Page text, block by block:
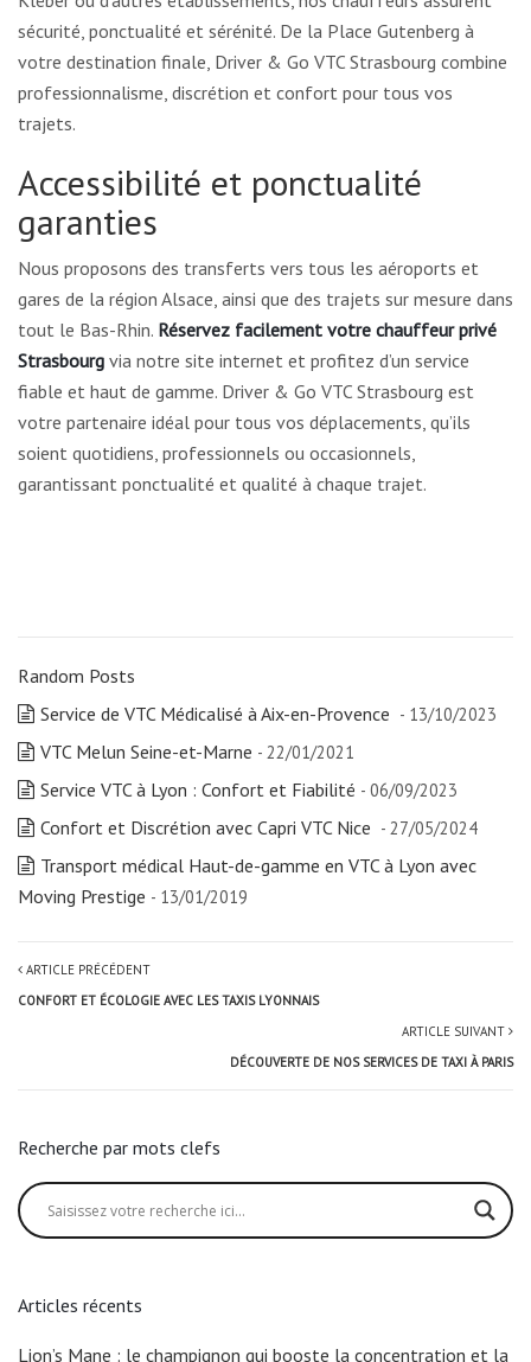
sécurité, ponctualité et sérénité. De la Place Gutenberg à
votre destination finale, Driver & Go VTC Strasbourg combine
professionnalisme, discrétion et confort pour tous vos
trajets.
Accessibilité et ponctualité
garanties
Nous proposons des transferts vers tous les aéroports et
gares de la région Alsace, ainsi que des trajets sur mesure dans
tout le Bas-Rhin. Réservez facilement votre chauffeur privé
Strasbourg via notre site internet et profitez d’un service
fiable et haut de gamme. Driver & Go VTC Strasbourg est
votre partenaire idéal pour tous vos déplacements, qu’ils
soient quotidiens, professionnels ou occasionnels,
garantissant ponctualité et qualité à chaque trajet.
Random Posts
Service de VTC Médicalisé à Aix-en-Provence - 13/10/2023
VTC Melun Seine-et-Marne - 22/01/2021
Service VTC à Lyon : Confort et Fiabilité - 06/09/2023
Confort et Discrétion avec Capri VTC Nice - 27/05/2024
Transport médical Haut-de-gamme en VTC à Lyon avec
Moving Prestige - 13/01/2019
ARTICLE PRÉCÉDENT
CONFORT ET ÉCOLOGIE AVEC LES TAXIS LYONNAIS
ARTICLE SUIVANT
DÉCOUVERTE DE NOS SERVICES DE TAXI À PARIS
Recherche par mots clefs
Articles récents
Lion’s Mane : le champignon qui booste la concentration et la